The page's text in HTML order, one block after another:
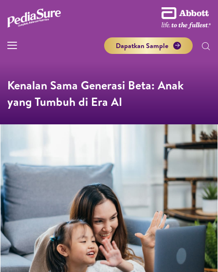
Dapatkan Sample
Kenalan Sama Generasi Beta: Anak
yang Tumbuh di Era AI